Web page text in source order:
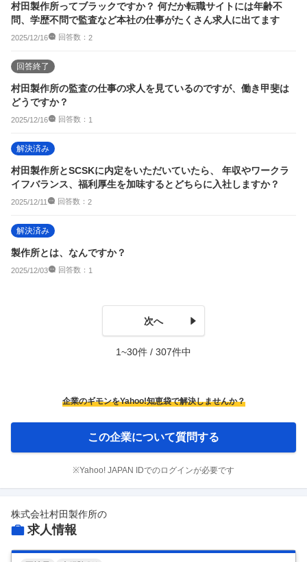
村田製作所ってブラックですか？ 何だか転職サイトには年齢不
問、学歴不問で監査など本社の仕事がたくさん求人に出てます
2025/12/16 回答数： 2
回答終了
村田製作所の監査の仕事の求人を見ているのですが、働き甲斐は
どうですか？
2025/12/16 回答数： 1
解決済み
村田製作所とSCSKに内定をいただいていたら、 年収やワークラ
イフバランス、福利厚生を加味するとどちらに入社しますか？
2025/12/11 回答数： 2
解決済み
製作所とは、なんですか？
2025/12/03 回答数： 1
次へ
1~30件 / 307件中
企業のギモンをYahoo!知恵袋で解決しませんか？
この企業について質問する
※Yahoo! JAPAN IDでのログインが必要です
株式会社村田製作所の
求人情報